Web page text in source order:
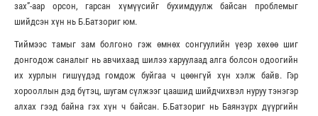
зах”-аар орсон, гарсан хүмүүсийг бухимдуулж байсан проблемыг
шийдсэн хүн нь Б.Батзориг юм.
Тиймээс тамыг зам болгоно гэж өмнөх сонгуулийн үеэр хөхөө шиг
донгодож саналыг нь авчихаад шилээ харуулаад алга болсон одоогийн
их хурлын гишүүдэд гомдож буйгаа ч цөөнгүй хүн хэлж байв. Гэр
хорооллын дэд бүтэц, шугам сүлжээг цаашид шийдчихвэл нуруу тэнэгэр
алхах гээд байна гэх хүн ч байсан. Б.Батзориг нь Баянзүрх дүүргийн